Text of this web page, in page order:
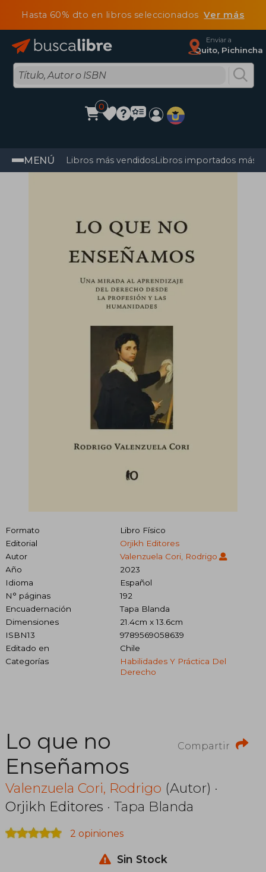
Hasta 60% dto en libros seleccionadosVer más
Enviar a
Quito, Pichincha
0
MENÚ Libros más vendidosLibros importados más
Formato
Libro Físico
Editorial
Orjikh Editores
Autor
Valenzuela Cori, Rodrigo
Año
2023
Idioma
Español
N° páginas
192
Encuadernación
Tapa Blanda
Dimensiones
21.4cm x 13.6cm
ISBN13
9789569058639
Editado en
Chile
Categorías
Habilidades Y Práctica Del
Derecho
Compartir
Lo que no
Enseñamos
Valenzuela Cori, Rodrigo (Autor) ·
Orjikh Editores · Tapa Blanda
2 opiniones
Sin Stock